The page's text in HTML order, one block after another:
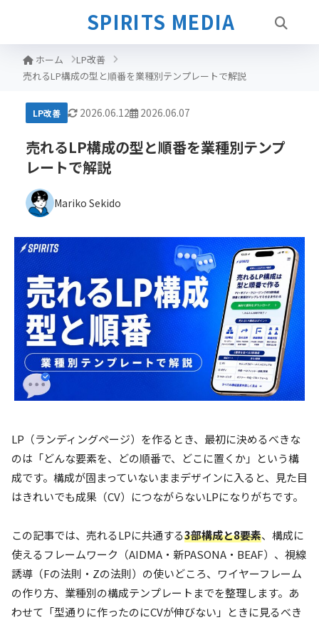
SPIRITS MEDIA
ホーム
LP改善
売れるLP構成の型と順番を業種別テンプレートで解説
LP改善 2026.06.12 2026.06.07
売れるLP構成の型と順番を業種別テンプ
レートで解説
Mariko Sekido
LP（ランディングページ）を作るとき、最初に決めるべきな
のは「どんな要素を、どの順番で、どこに置くか」という構
成です。構成が固まっていないままデザインに入ると、見た目
はきれいでも成果（CV）につながらないLPになりがちです。
この記事では、売れるLPに共通する3部構成と8要素、構成に
使えるフレームワーク（AIDMA・新PASONA・BEAF）、視線
誘導（Fの法則・Zの法則）の使いどころ、ワイヤーフレーム
の作り方、業種別の構成テンプレートまでを整理します。あ
わせて「型通りに作ったのにCVが伸びない」ときに見るべき